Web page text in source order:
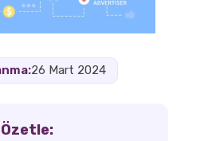
26 Mart 2024
Özetle: